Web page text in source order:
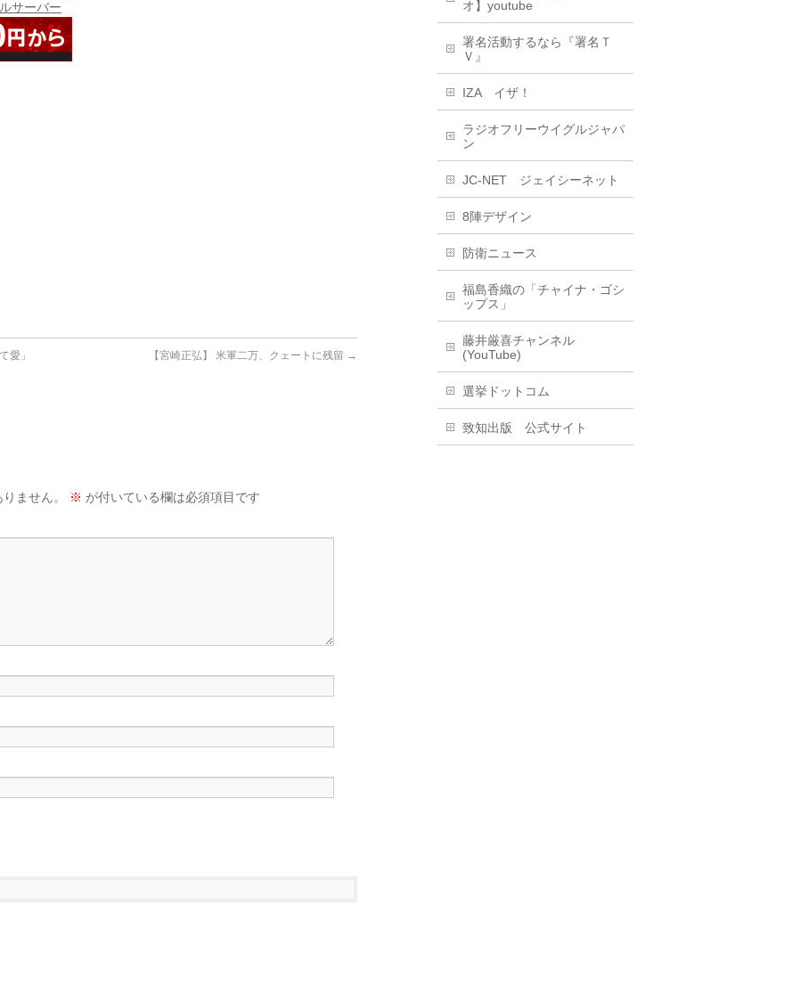
サーバー
愛」 【宮崎正弘】 米軍二万、クェートに残留 →
ません。 ※ が付いている欄は必須項目です
オ】youtube
署名活動するなら『署名Ｔ
Ｖ』
IZA イザ！
ラジオフリーウイグルジャパ
ン
JC-NET ジェイシーネット
8陣デザイン
防衛ニュース
福島香織の「チャイナ・ゴシ
ップス」
藤井厳喜チャンネル
(YouTube)
選挙ドットコム
致知出版 公式サイト